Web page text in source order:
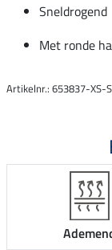
Sneldrogend
Met ronde
Artikelnr.: 653837-XS-S